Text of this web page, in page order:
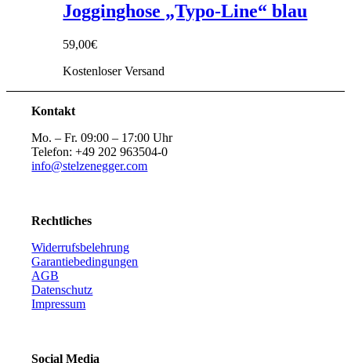
Jogginghose „Typo-Line“ blau
59,00€
Kostenloser Versand
Kontakt
Mo. – Fr. 09:00 – 17:00 Uhr
Telefon: +49 202 963504-0
info@stelzenegger.com
Rechtliches
Widerrufsbelehrung
Garantiebedingungen
AGB
Datenschutz
Impressum
Social Media